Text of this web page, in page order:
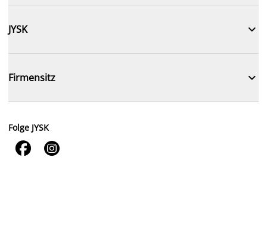
JYSK 
Firmensitz 
Folge JYSK
 